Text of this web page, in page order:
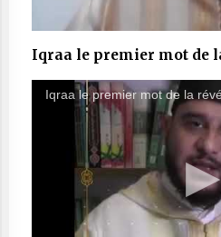
Iqraa le premier mot de
Iqraa le premier mot de la